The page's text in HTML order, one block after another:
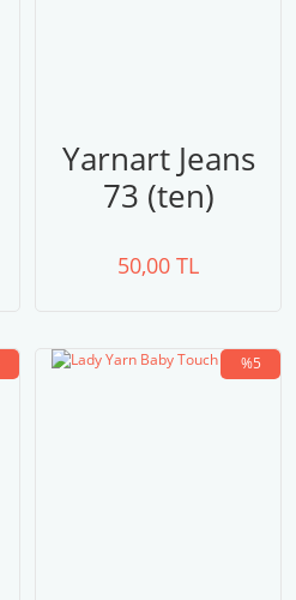
Yarnart Jeans
73 (ten)
50,00 TL
%5